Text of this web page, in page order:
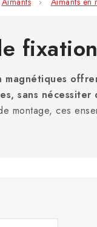
magnétiques
sans
montage, ces